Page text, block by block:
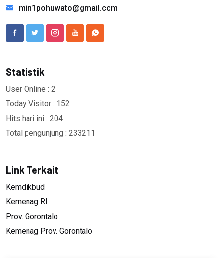
min1pohuwato@gmail.com
Statistik
User Online : 2
Today Visitor : 152
Hits hari ini : 204
Total pengunjung : 233211
Link Terkait
Kemdikbud
Kemenag RI
Prov. Gorontalo
Kemenag Prov. Gorontalo